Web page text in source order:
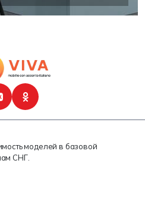
моделей в базовой
СНГ.